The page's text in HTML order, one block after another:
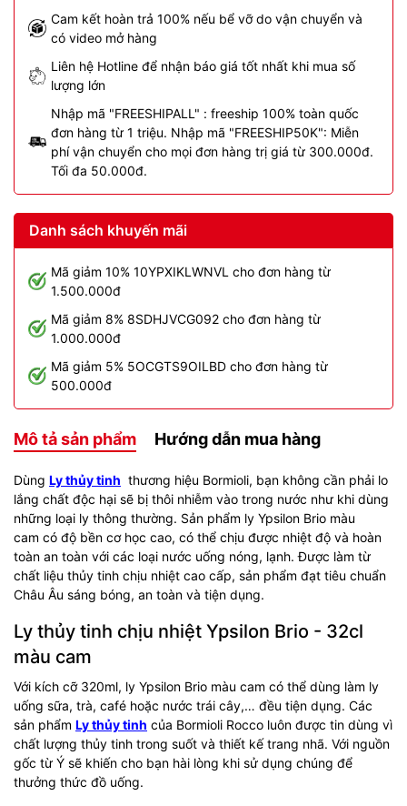
Cam kết hoàn trả 100% nếu bể vỡ do vận chuyển và
có video mở hàng
Liên hệ Hotline để nhận báo giá tốt nhất khi mua số
lượng lớn
Nhập mã "FREESHIPALL" : freeship 100% toàn quốc
đơn hàng từ 1 triệu. Nhập mã "FREESHIP50K": Miễn
phí vận chuyển cho mọi đơn hàng trị giá từ 300.000đ.
Tối đa 50.000đ.
Danh sách khuyến mãi
Mã giảm 10% 10YPXIKLWNVL cho đơn hàng từ
1.500.000đ
Mã giảm 8% 8SDHJVCG092 cho đơn hàng từ
1.000.000đ
Mã giảm 5% 5OCGTS9OILBD cho đơn hàng từ
500.000đ
Mô tả sản phẩm Hướng dẫn mua hàng
Dùng Ly thủy tinh thương hiệu Bormioli, bạn không cần phải lo
lắng chất độc hại sẽ bị thôi nhiễm vào trong nước như khi dùng
những loại ly thông thường. Sản phẩm ly Ypsilon Brio màu
cam có độ bền cơ học cao, có thể chịu được nhiệt độ và hoàn
toàn an toàn với các loại nước uống nóng, lạnh. Được làm từ
chất liệu thủy tinh chịu nhiệt cao cấp, sản phẩm đạt tiêu chuẩn
Châu Âu sáng bóng, an toàn và tiện dụng.
Ly thủy tinh chịu nhiệt Ypsilon Brio - 32cl
màu cam
Với kích cỡ 320ml, ly Ypsilon Brio màu cam có thể dùng làm ly
uống sữa, trà, café hoặc nước trái cây,… đều tiện dụng. Các
sản phẩm Ly thủy tinh của Bormioli Rocco luôn được tin dùng vì
chất lượng thủy tinh trong suốt và thiết kế trang nhã. Với nguồn
gốc từ Ý sẽ khiến cho bạn hài lòng khi sử dụng chúng để
thưởng thức đồ uống.